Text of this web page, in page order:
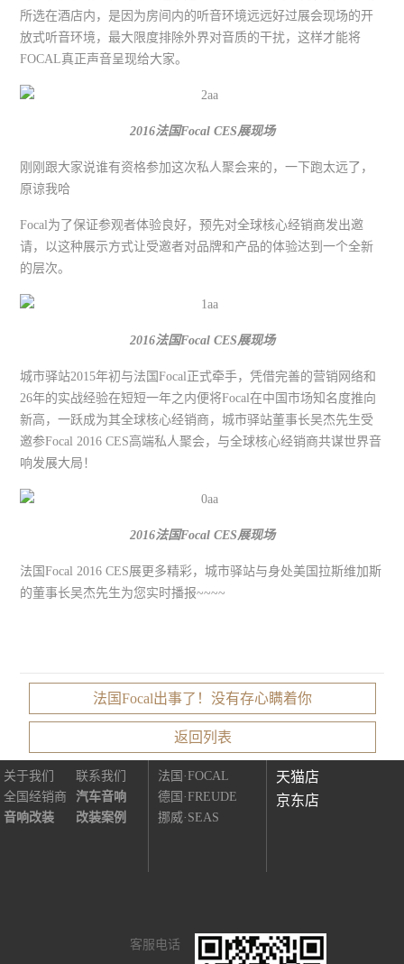
所选在酒店内，是因为房间内的听音环境远远好过展会现场的开
放式听音环境，最大限度排除外界对音质的干扰，这样才能将
FOCAL真正声音呈现给大家。
2016法国Focal CES展现场
刚刚跟大家说谁有资格参加这次私人聚会来的，一下跑太远了，
原谅我哈
Focal为了保证参观者体验良好，预先对全球核心经销商发出邀
请，以这种展示方式让受邀者对品牌和产品的体验达到一个全新
的层次。
2016法国Focal CES展现场
城市驿站2015年初与法国Focal正式牵手，凭借完善的营销网络和
26年的实战经验在短短一年之内便将Focal在中国市场知名度推向
新高，一跃成为其全球核心经销商，城市驿站董事长吴杰先生受
邀参Focal 2016 CES高端私人聚会，与全球核心经销商共谋世界音
响发展大局！
2016法国Focal CES展现场
法国Focal 2016 CES展更多精彩，城市驿站与身处美国拉斯维加斯
的董事长吴杰先生为您实时播报~~~~
法国Focal出事了！没有存心瞒着你
返回列表
非常城市
关于我们
联系我们
全国经销商
汽车音响
音响改装
改装案例
知名品牌
法国·FOCAL
德国·FREUDE
挪威·SEAS
线上商城
天猫店
京东店
客服电话